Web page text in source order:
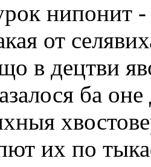
нипонит
от
в децтви
ба
их по